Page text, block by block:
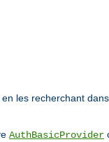
les recherchant
AuthBasicProvider